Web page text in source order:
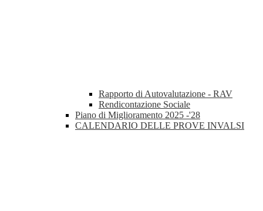
Rapporto di Autovalutazione - RAV
Rendicontazione Sociale
Piano di Miglioramento 2025 -'28
CALENDARIO DELLE PROVE INVALSI